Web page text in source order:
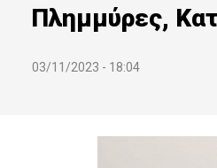
Πλημμύρες,
03/11/2023 - 18:04